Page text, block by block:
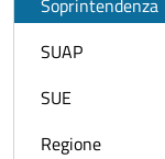
Soprintendenza
SUAP
SUE
Regione